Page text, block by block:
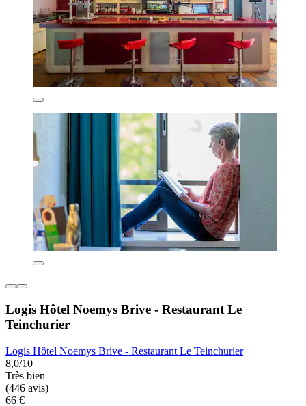
Logis Hôtel Noemys Brive - Restaurant Le
Teinchurier
Logis Hôtel Noemys Brive - Restaurant Le Teinchurier
8,0/10
Très bien
(446 avis)
66 €